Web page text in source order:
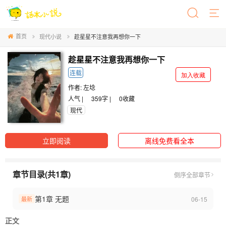
首页 现代小说 趁星星不注意我再想你一下
趁星星不注意我再想你一下
连载
加入收藏
作者:左埝
人气 |
359字 | 0收藏
现代
立即阅读 离线免费看全本
章节目录(共1章) 倒序全部章节
最新 第1章 无题 06-15
正文